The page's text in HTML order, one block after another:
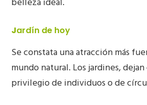
Jardín de hoy
Se constata una atracción más
mundo natural. Los jardines,
privilegio de individuos o de